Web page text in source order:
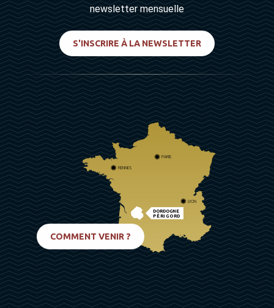
newsletter mensuelle
S'INSCRIRE À LA NEWSLETTER
DORDOGNE
PÉRIGORD
PARIS
RENNES
LYON
COMMENT VENIR ?